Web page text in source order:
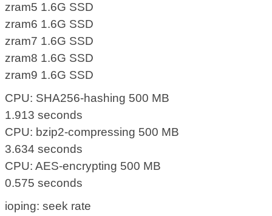
zram5 1.6G SSD
zram6 1.6G SSD
zram7 1.6G SSD
zram8 1.6G SSD
zram9 1.6G SSD
CPU: SHA256-hashing 500 MB
1.913 seconds
CPU: bzip2-compressing 500 MB
3.634 seconds
CPU: AES-encrypting 500 MB
0.575 seconds
ioping: seek rate